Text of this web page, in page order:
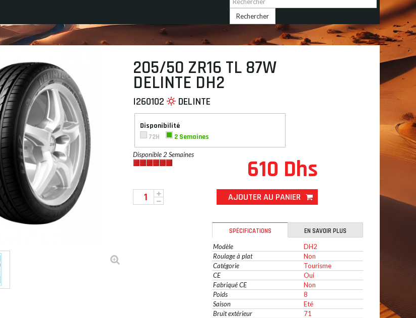
Rechercher
205/50 ZR16 TL 87W
DELINTE DH2
I260102 DELINTE
Disponibilité
72H
2 Semaines
Disponible 2 Semaines
610 Dhs
AJOUTER AU PANIER
SPÉCIFICATIONS
EN SAVOIR PLUS
Modèle
DH2
Roulage à plat
Non
Catégorie
Tourisme
CE
Oui
Fabriqué CE
Non
Poids
8
Saison
Eté
Bruit extérieur
71